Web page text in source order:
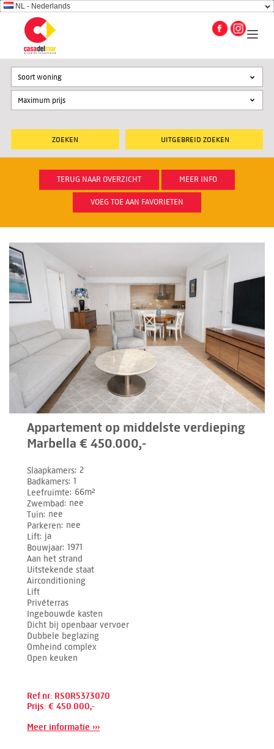
NL - Nederlands
UITGEBREID ZOEKEN
Soort woning
TERUG NAAR OVERZICHT MEER INFO
VOEG TOE AAN FAVORIETEN
Appartement op middelste verdieping
Marbella € 450.000,-
Slaapkamers 2
Badkamers 1
Leefruimte 66m²
Zwembad nee
Tuin nee
Parkeren nee
Lift ja
Bouwjaar 1971
Aan het strand
Uitstekende staat
Airconditioning
Lift
Privéterras
Ingebouwde kasten
Dicht bij openbaar vervoer
Dubbele beglazing
Omheind complex
Open keuken
Ref.nr: RSOR5373070
Prijs: € 450.000,-
Meer informatie ›››